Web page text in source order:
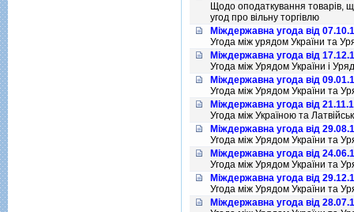
Щодо оподаткування товарів,
угод про вільну торгівлю
Міждержавна угода від
Угода між урядом України та
Міждержавна угода від
Угода між Урядом України і
Міждержавна угода від
Угода між Урядом України та
Міждержавна угода від
Угода між Україною та
Міждержавна угода від
Угода між Урядом України та
Міждержавна угода від
Угода між Урядом України та
Міждержавна угода від
Угода між Урядом України та
Міждержавна угода від